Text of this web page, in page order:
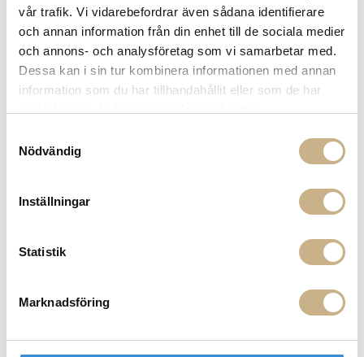
vår trafik. Vi vidarebefordrar även sådana identifierare
och annan information från din enhet till de sociala medier
och annons- och analysföretag som vi samarbetar med.
Dessa kan i sin tur kombinera informationen med annan
information som du har tillhandahållit eller som de har
Nödvändig
Inställningar
Statistik
Marknadsföring
PRODUKTVARIANTER
MER FRÅN AUDO COPENHAGEN